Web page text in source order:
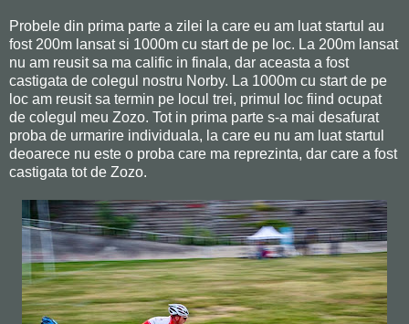
Probele din prima parte a zilei la care eu am luat startul au
fost 200m lansat si 1000m cu start de pe loc. La 200m lansat
nu am reusit sa ma calific in finala, dar aceasta a fost
castigata de colegul nostru Norby. La 1000m cu start de pe
loc am reusit sa termin pe locul trei, primul loc fiind ocupat
de colegul meu Zozo. Tot in prima parte s-a mai desafurat
proba de urmarire individuala, la care eu nu am luat startul
deoarece nu este o proba care ma reprezinta, dar care a fost
castigata tot de Zozo.